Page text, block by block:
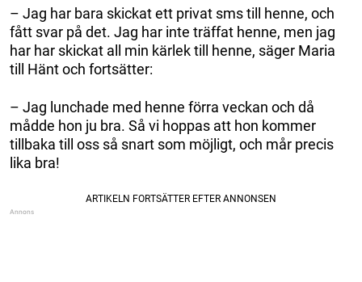
– Jag har bara skickat ett privat sms till henne, och
fått svar på det. Jag har inte träffat henne, men jag
har har skickat all min kärlek till henne, säger Maria
till Hänt och fortsätter:
– Jag lunchade med henne förra veckan och då
mådde hon ju bra. Så vi hoppas att hon kommer
tillbaka till oss så snart som möjligt, och mår precis
lika bra!